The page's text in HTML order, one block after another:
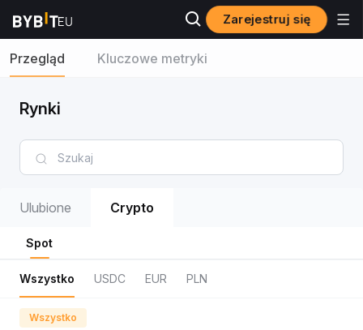
Zarejestruj się
Przegląd Kluczowe metryki
Rynki
Ulubione Crypto
Spot
Wszystko USDC EUR PLN
Wszystko